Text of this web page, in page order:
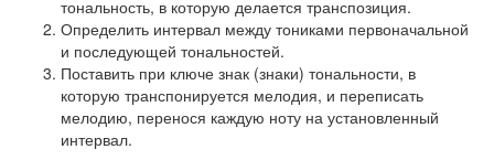
тональность, в кото­рую делается транспозиция.
Определить интервал между тониками первоначальной
и после­дующей тональностей.
Поставить при ключе знак (знаки) тональности, в
которую транспонируется мелодия, и переписать
мелодию, перенося каждую ноту на установленный
интервал.